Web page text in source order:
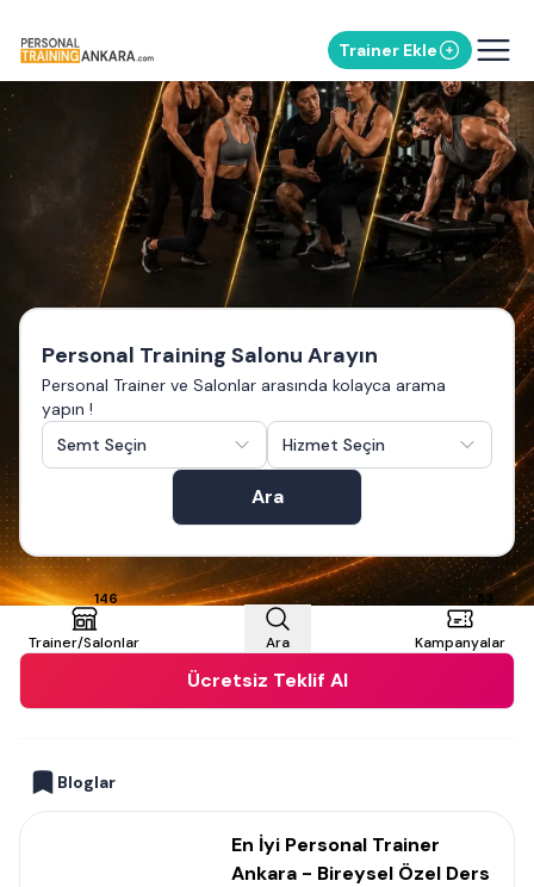
Trainer Ekle
Personal Training Salonu Arayın
Personal Trainer ve Salonlar arasında kolayca arama
yapın !
Semt Seçin
Hizmet Seçin
Ara
146
Trainer/Salonlar Ara
53
Kampanyalar
Ücretsiz Teklif Al
Bloglar
En İyi Personal Trainer
Ankara - Bireysel Özel Ders